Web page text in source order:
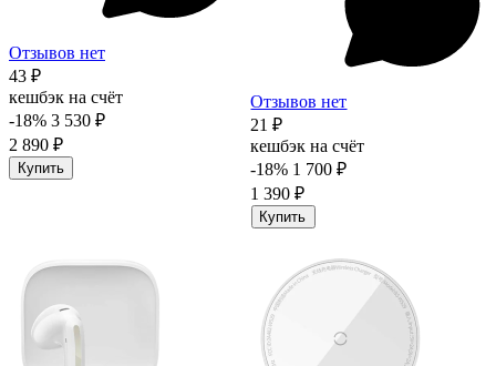
Отзывов нет
43 ₽
кешбэк на счёт
-18% 3 530 ₽
2 890 ₽
Купить
Отзывов нет
21 ₽
кешбэк на счёт
-18% 1 700 ₽
1 390 ₽
Купить